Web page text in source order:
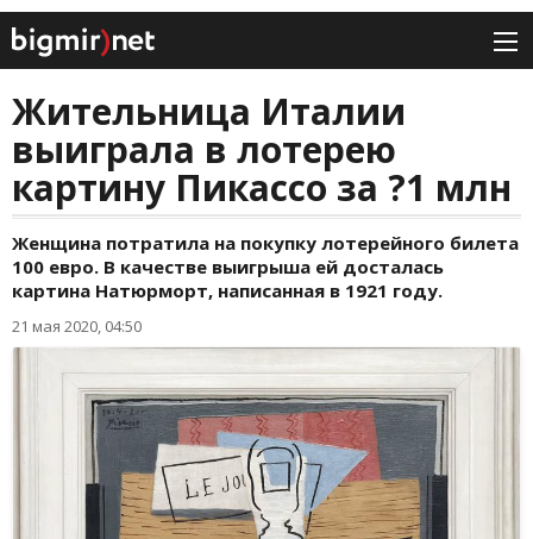
Жительница Италии
выиграла в лотерею
картину Пикассо за ?1 млн
Женщина потратила на покупку лотерейного билета
100 евро. В качестве выигрыша ей досталась
картина Натюрморт, написанная в 1921 году.
21 мая 2020, 04:50